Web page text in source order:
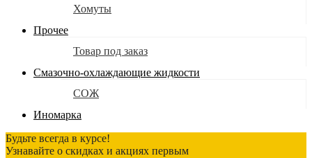
Хомуты
Прочее
Товар под заказ
Смазочно-охлаждающие жидкости
СОЖ
Иномарка
Будьте всегда в курсе!
Узнавайте о скидках и акциях первым